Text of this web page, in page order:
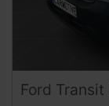
Ford Transit